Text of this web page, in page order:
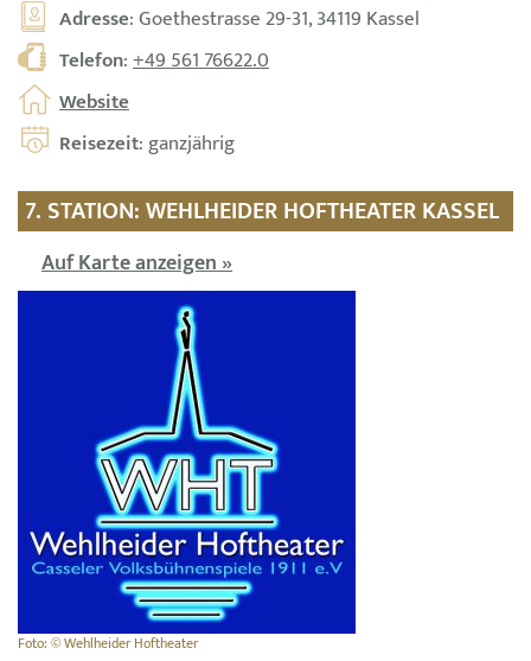
Adresse: Goethestrasse 29-31, 34119 Kassel
Telefon:+49 561 76622.0
Website
Reisezeit: ganzjährig
7. STATION: WEHLHEIDER HOFTHEATER KASSEL
Auf Karte anzeigen »
Foto: © Wehlheider Hoftheater